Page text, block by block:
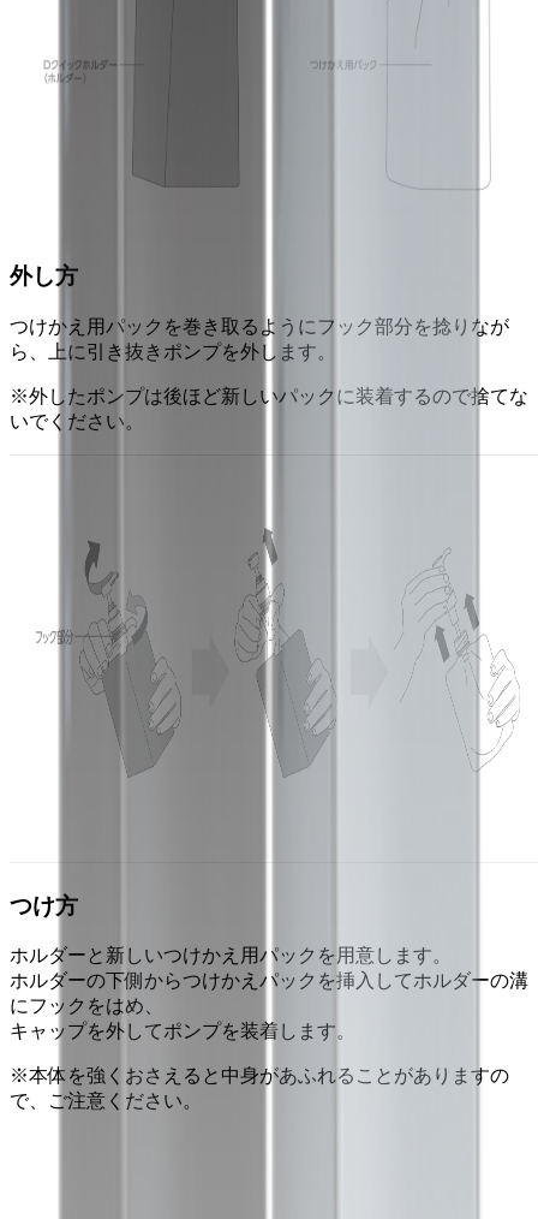
外し方
つけかえ用パックを巻き取るようにフック部分を捻りなが
ら、上に引き抜きポンプを外します。
※外したポンプは後ほど新しいパックに装着するので捨てな
いでください。
つけ方
ホルダーと新しいつけかえ用パックを用意します。
ホルダーの下側からつけかえパックを挿入してホルダーの溝
にフックをはめ、
キャップを外してポンプを装着します。
※本体を強くおさえると中身があふれることがありますの
で、ご注意ください。